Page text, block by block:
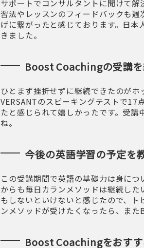
サポートでコンサルタントに聞けて
習法やレッスンのフィードバックも
げに繋がったと感じております。日
きました。
Boost Coachingの受講を
ひとまず挫折せずに継続できたのが
VERSANTのスピーキングテストで17
たと感じられて嬉しかったです。受
ね。
今後の英語学習の予定を
この受講期間で英語の基礎力は身に
からも毎日カランメソッドは継続した
もしないといけないと感じたので、
ンメソッドが受けたくなったら、ま
Boost Coachingをおす